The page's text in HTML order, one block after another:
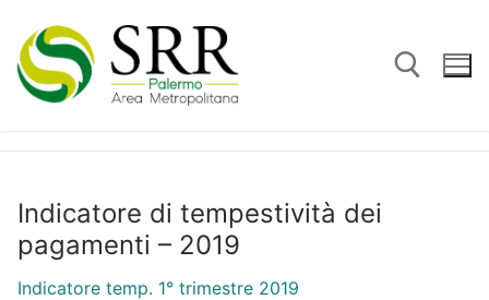
contenuto
Indicatore di tempestività dei
pagamenti – 2019
Indicatore temp. 1° trimestre 2019